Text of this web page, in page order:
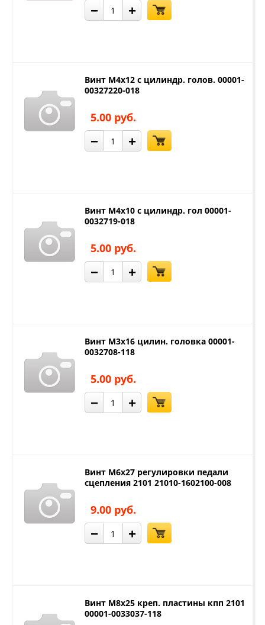
− +
Винт М4х12 с цилиндр. голов. 00001-
00327220-018
5.00 руб.
− +
Винт М4х10 с цилиндр. гол 00001-
0032719-018
5.00 руб.
− +
Винт М3х16 цилин. головка 00001-
0032708-118
5.00 руб.
− +
Винт М6х27 регулировки педали
сцепления 2101 21010-1602100-008
9.00 руб.
− +
Винт М8х25 креп. пластины кпп 2101
00001-0033037-118